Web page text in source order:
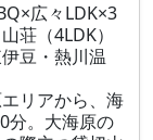
広々LDK×3
荘（4LDK）
豆・熱川温
リアから、海
分。大海原の